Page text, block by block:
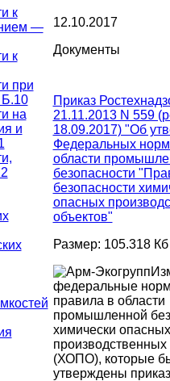
к
—
к
при
на
и
12.10.2017
Документы
Приказ
21.11.2013 N 559
18.09.2017) "Об
Федеральных
области
безопасности
безопасности
опасных
объектов"
Размер: 105.318 Кб
федеральные
правила в области
промышленной
химически опасных
производственных
(ХОПО), которые
утверждены